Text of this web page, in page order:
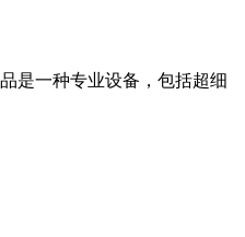
是一种专业设备，包括超细